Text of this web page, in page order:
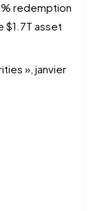
redemption
$1.7T asset
», janvier